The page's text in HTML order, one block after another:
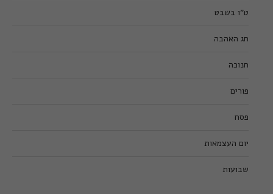
ט”ו בשבט
חג האהבה
חנוכה
פורים
פסח
יום העצמאות
שבועות